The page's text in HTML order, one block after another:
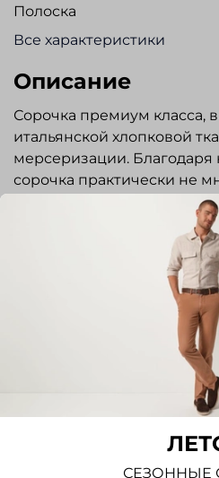
Полоска
Все характеристики
Описание
Сорочка премиум класса,
итальянской хлопковой
мерсеризации.
сорочка практически не
сохнет. Максимальный
Сорочка
кармана. Элегантные
регулируемые по ширине
сочетается с пиджаками,
брюками и удобными
подходит на каждый день.
Отзывов еще никто не
Написать отзывСЕЗОННЫЕ